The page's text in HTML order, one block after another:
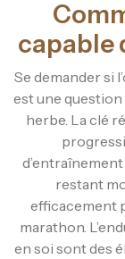
capable
Se demander si
est une
herbe. La clé
restant
efficacement
marathon.
en soi sont des